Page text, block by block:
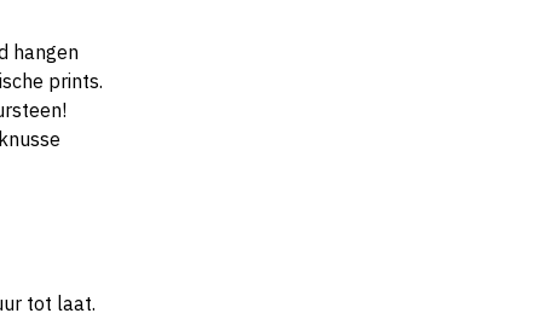
hangen
prints.
tot laat.